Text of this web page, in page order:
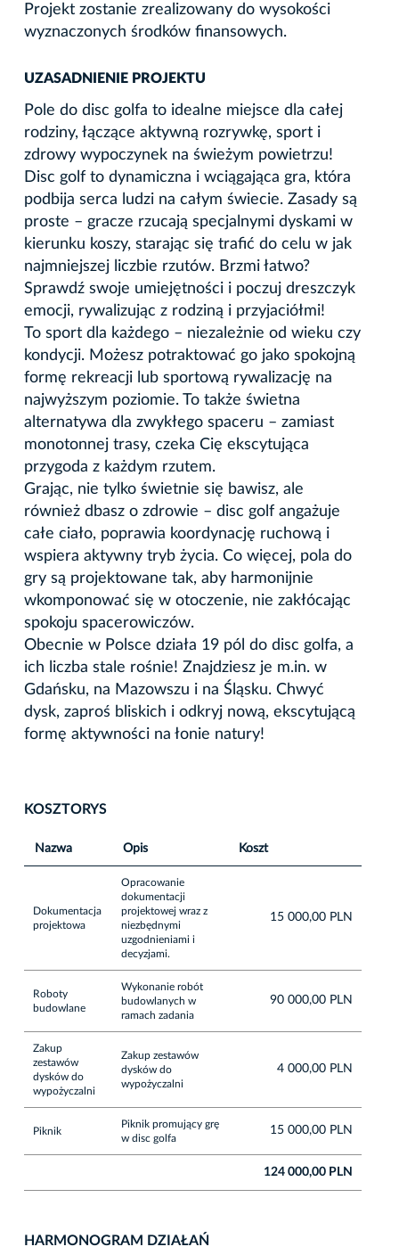
Projekt zostanie zrealizowany do wysokości
wyznaczonych środków finansowych.
UZASADNIENIE PROJEKTU
Pole do disc golfa to idealne miejsce dla całej
rodziny, łączące aktywną rozrywkę, sport i
zdrowy wypoczynek na świeżym powietrzu!
Disc golf to dynamiczna i wciągająca gra, która
podbija serca ludzi na całym świecie. Zasady są
proste – gracze rzucają specjalnymi dyskami w
kierunku koszy, starając się trafić do celu w jak
najmniejszej liczbie rzutów. Brzmi łatwo?
Sprawdź swoje umiejętności i poczuj dreszczyk
emocji, rywalizując z rodziną i przyjaciółmi!
To sport dla każdego – niezależnie od wieku czy
kondycji. Możesz potraktować go jako spokojną
formę rekreacji lub sportową rywalizację na
najwyższym poziomie. To także świetna
alternatywa dla zwykłego spaceru – zamiast
monotonnej trasy, czeka Cię ekscytująca
przygoda z każdym rzutem.
Grając, nie tylko świetnie się bawisz, ale
również dbasz o zdrowie – disc golf angażuje
całe ciało, poprawia koordynację ruchową i
wspiera aktywny tryb życia. Co więcej, pola do
gry są projektowane tak, aby harmonijnie
wkomponować się w otoczenie, nie zakłócając
spokoju spacerowiczów.
Obecnie w Polsce działa 19 pól do disc golfa, a
ich liczba stale rośnie! Znajdziesz je m.in. w
Gdańsku, na Mazowszu i na Śląsku. Chwyć
dysk, zaproś bliskich i odkryj nową, ekscytującą
formę aktywności na łonie natury!
KOSZTORYS
Nazwa Opis Koszt
Dokumentacja
projektowa
Opracowanie
dokumentacji
projektowej wraz z
niezbędnymi
uzgodnieniami i
decyzjami.
15 000,00 PLN
Roboty
budowlane
Wykonanie robót
budowlanych w
ramach zadania
90 000,00 PLN
Zakup
zestawów
dysków do
wypożyczalni
Zakup zestawów
dysków do
wypożyczalni
4 000,00 PLN
Piknik
Piknik promujący grę
w disc golfa
15 000,00 PLN
124 000,00 PLN
HARMONOGRAM DZIAŁAŃ